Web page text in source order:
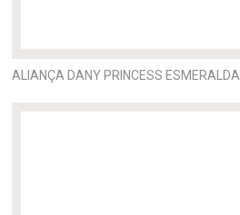
ALIANÇA DANY PRINCESS ESMERALDA